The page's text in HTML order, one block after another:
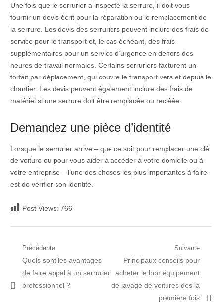
Une fois que le serrurier a inspecté la serrure, il doit vous
fournir un devis écrit pour la réparation ou le remplacement de
la serrure. Les devis des serruriers peuvent inclure des frais de
service pour le transport et, le cas échéant, des frais
supplémentaires pour un service d’urgence en dehors des
heures de travail normales. Certains serruriers facturent un
forfait par déplacement, qui couvre le transport vers et depuis le
chantier. Les devis peuvent également inclure des frais de
matériel si une serrure doit être remplacée ou recléée.
Demandez une pièce d’identité
Lorsque le serrurier arrive – que ce soit pour remplacer une clé
de voiture ou pour vous aider à accéder à votre domicile ou à
votre entreprise – l’une des choses les plus importantes à faire
est de vérifier son identité.
Post Views: 766
Navigation
l’article
Précédente
Post
précédent:
Quels sont les avantages
de faire appel à un serrurier
professionnel ?
Suivante
Prochain
article:
Principaux conseils pour
acheter le bon équipement
de lavage de voitures dès la
première fois